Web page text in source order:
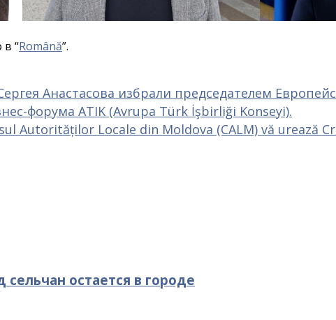
в “Română”.
Анастасова избрали председателем
форума ATIK (Avrupa Türk İşbirliği Konseyi).
Autorităților Locale din Moldova (CALM) vă urează
остается в городе